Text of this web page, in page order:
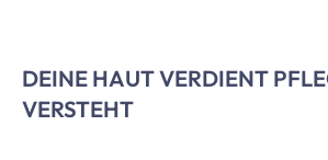
DEINE HAUT VERDIENT
VERSTEHT